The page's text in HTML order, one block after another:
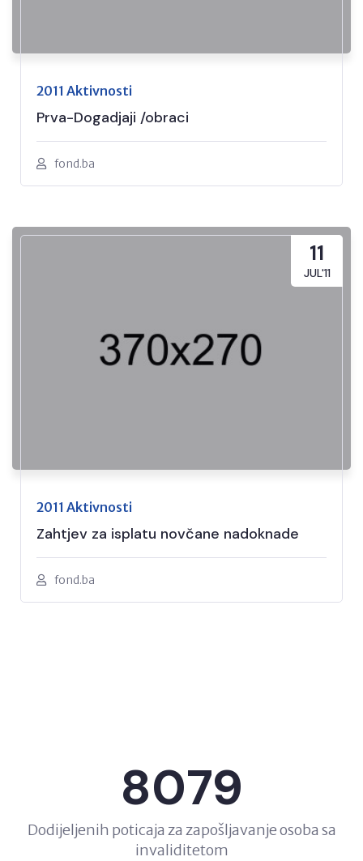
2011 Aktivnosti
Prva-Dogadjaji /obraci
fond.ba
11
JUL'11
2011 Aktivnosti
Zahtjev za isplatu novčane nadoknade
fond.ba
8079
Dodijeljenih poticaja za zapošljavanje osoba sa
invaliditetom